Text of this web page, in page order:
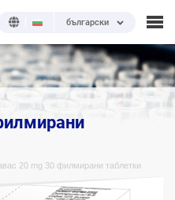
български
20 mg 30 филмирани таблетки